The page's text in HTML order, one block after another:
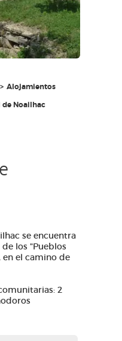
Alojamientos
de Noailhac
se encuentra
los "Pueblos
en el camino de
2